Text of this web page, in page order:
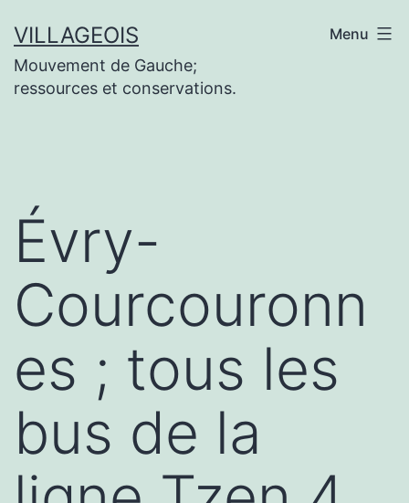
au
contenu
VILLAGEOIS
Mouvement de Gauche;
ressources et conservations.
Menu
Évry-
Courcouronn
es ; tous les
bus de la